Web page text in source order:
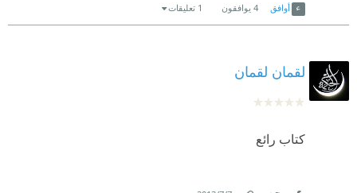
أوافق 4 يوافقون 1 تعليقات
لقمان لقمان
كتاب رائع